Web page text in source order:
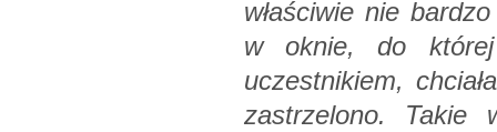
właściwie nie
w oknie, do
uczestnikiem,
zastrzelono. Takie